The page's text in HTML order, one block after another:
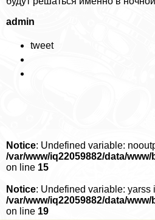
admin
tweet
Notice: Undefined variable:
/var/www/iq22059882/data/
on line 15
Notice: Undefined variable: yarss
/var/www/iq22059882/data/
on line 19